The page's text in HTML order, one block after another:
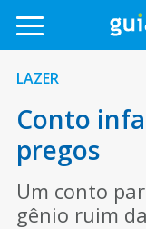
LAZER
Conto
pregos
Um conto
gênio ruim